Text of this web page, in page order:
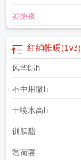
岁除夜
红绡帐暖
风华郎h
不中用微h
干喷水高h
训胭脂
赏荷宴